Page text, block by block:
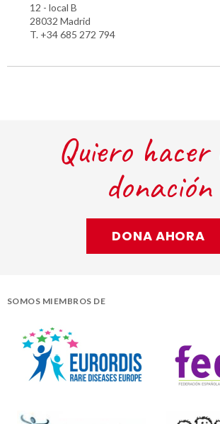
12 - local B
28032 Madrid
T. +34 685 272 794
Quiero hacer
donación
DONA AHORA
SOMOS MIEMBROS DE